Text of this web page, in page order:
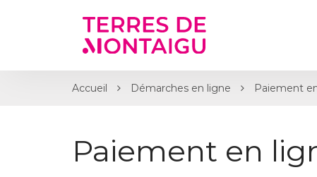
Accueil Démarches en ligne Paiement
Paiement en